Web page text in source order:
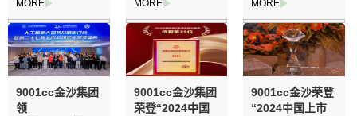
疃�
城市发展新风向
9001cc金沙集团
领
9001cc金沙集团
荣登“2024中国
9001cc金沙荣登
“2024中国上市